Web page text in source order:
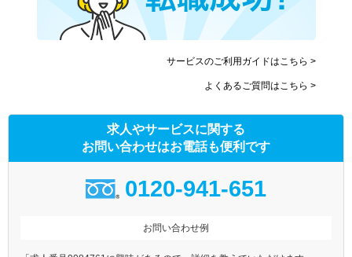
サービスのご利用ガイドはこちら >
よくあるご質問はこちら >
求人やサービスに関する
お問い合わせはお電話も便利です
0120-941-651
お問い合わせ例